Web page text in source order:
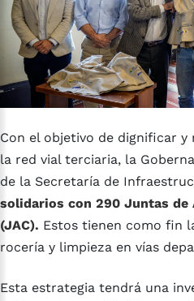
Con el objetivo de dignificar
la red vial terciaria, la
de la Secretaría de
solidarios con 290 Juntas de
(JAC). Estos tienen como fin
rocería y limpieza en vías
Esta estrategia tendrá una